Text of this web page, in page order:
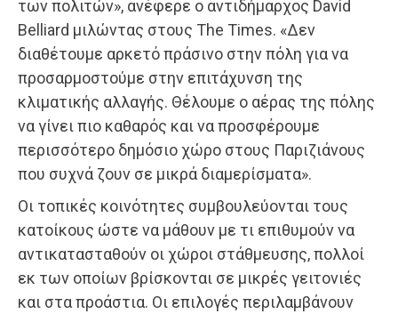
των πολιτών», ανέφερε ο αντιδήμαρχος David
Belliard μιλώντας στους The Times. «Δεν
διαθέτουμε αρκετό πράσινο στην πόλη για να
προσαρμοστούμε στην επιτάχυνση της
κλιματικής αλλαγής. Θέλουμε ο αέρας της πόλης
να γίνει πιο καθαρός και να προσφέρουμε
περισσότερο δημόσιο χώρο στους Παριζιάνους
που συχνά ζουν σε μικρά διαμερίσματα».
Οι τοπικές κοινότητες συμβουλεύονται τους
κατοίκους ώστε να μάθουν με τι επιθυμούν να
αντικατασταθούν οι χώροι στάθμευσης, πολλοί
εκ των οποίων βρίσκονται σε μικρές γειτονιές
και στα προάστια. Οι επιλογές περιλαμβάνουν